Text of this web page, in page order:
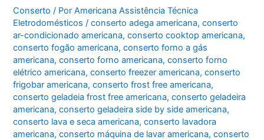
Conserto / PorAmericana Assistência Técnica
Eletrodomésticos /conserto adega americana,conserto
ar-condicionado americana,conserto cooktop americana,
conserto fogão americana,conserto forno a gás
americana,conserto forno americana,conserto forno
elétrico americana,conserto freezer americana,conserto
frigobar americana,conserto frost free americana,
conserto geladeia frost free americana,conserto geladeira
americana,conserto geladeira side by side americana,
conserto lava e seca americana,conserto lavadora
americana,conserto máquina de lavar americana,conserto